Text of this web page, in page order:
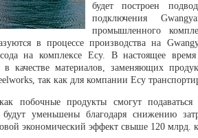
будет построен
подключения
промышленного
в процессе производства на
сода на комплексе Есу. В настоящее
в качестве материалов, заменяющих
так как для компании Есу
побочные продукты смогут
будут уменьшены благодаря снижению
экономический эффект свыше 120 млрд.